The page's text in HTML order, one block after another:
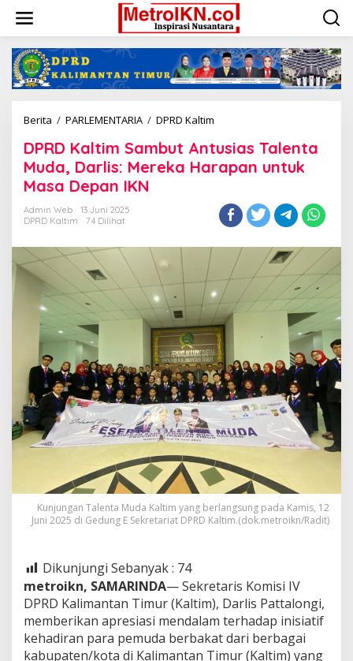
konten
Berita / PARLEMENTARIA / DPRD Kaltim
Sambut
Antusias
Talenta
Darlis:
Mereka
untuk
Masa
Depan
IKN
DPRD Kaltim Sambut Antusias Talenta
Muda, Darlis: Mereka Harapan untuk
Masa Depan IKN
Admin Web
13 Juni 2025
DPRD Kaltim
74 Dilihat
Kunjungan Talenta Muda Kaltim yang berlangsung pada Kamis, 12
Juni 2025 di Gedung E Sekretariat DPRD Kaltim.(dok.metroikn/Radit)
Dikunjungi Sebanyak : 74
metroikn, SAMARINDA— Sekretaris Komisi IV
DPRD Kalimantan Timur (Kaltim), Darlis Pattalongi,
memberikan apresiasi mendalam terhadap inisiatif
kehadiran para pemuda berbakat dari berbagai
kabupaten/kota di Kalimantan Timur (Kaltim) yang